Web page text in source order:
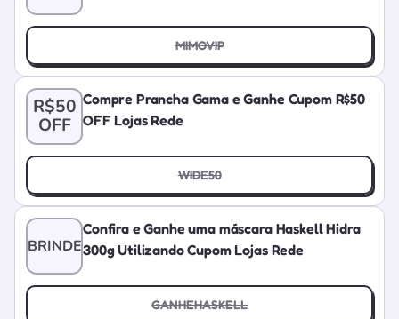
MIMOVIP
R$50
OFF
Compre Prancha Gama e Ganhe Cupom R$50
OFF Lojas Rede
WIDE50
BRINDE
Confira e Ganhe uma máscara Haskell Hidra
300g Utilizando Cupom Lojas Rede
GANHEHASKELL